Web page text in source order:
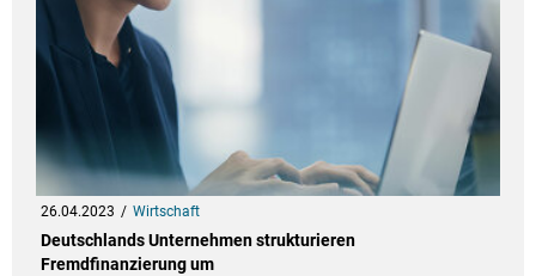
26.04.2023 Wirtschaft
Deutschlands Unternehmen strukturieren
Fremdfinanzierung um